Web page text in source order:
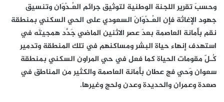
وحسبَ تقرير اللجنة الوطنية لتوثيق جرائم العُـدْوَان وتنسيق
جهود الإغاثة فإن العُـدْوَانَ السعودي على الحي السكني بمنطقة
نقم بأمانة العاصمة بعدَ عصر الاثنين الماضي جَدَّد همجيتَه في
استهدف إنهاء حياة البشر ومساكنهم في تلك المنطقة وتدمير
كُـلّ مقومات الحياة كما فعل في حي المراون السكني بمنطقة
سعوان وَحي فج عطان بأمانة العاصمة والكثير من المناطق في
صعدة وعمران والحديدة وعدن ولحج وغيرها.